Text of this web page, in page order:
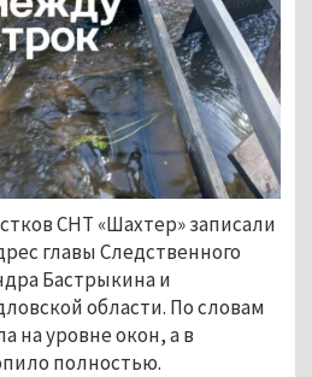
СНТ «Шахтер» записали
главы Следственного
Бастрыкина и
области. По словам
на уровне окон, а в
полностью.